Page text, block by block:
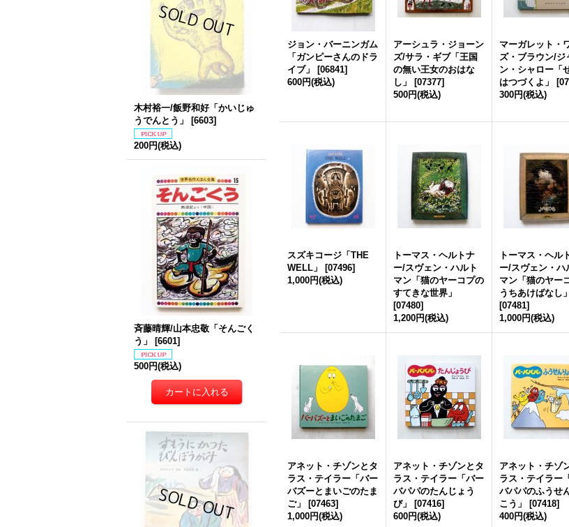
木村裕一/飯野和好「かいじゅ
うでんとう」
[6603]
200円(税込)
斉藤晴輝/山本忠敬「そんごく
う」
[6601]
500円(税込)
ジョン・バーニンガム
「ガンピーさんのドラ
イブ」
[06841]
600円(税込)
アーシュラ・ジョーン
ズ/サラ・ギブ「王国
の無い王女のおはな
し」
[07377]
500円(税込)
マーガレット・
ズ・ブラウン/ジ
ン・シャロー「
はつづくよ」
[
300円(税込)
スズキコージ「THE
WELL」
[07496]
1,000円(税込)
トーマス・ヘルトナ
ー/スヴェン・ハルト
マン「猫のヤーコプの
すてきな世界」
[07480]
1,200円(税込)
トーマス・ヘル
ー/スヴェン・ハ
マン「猫のヤー
うちあけばなし」
[07481]
1,000円(税込)
アネット・チゾンとタ
ラス・テイラー「バー
バズーとまいごのたま
ご」
[07463]
1,000円(税込)
アネット・チゾンとタ
ラス・テイラー「バー
バパパのたんじょう
び」
[07416]
600円(税込)
アネット・チゾ
ラス・テイラー
バパパのふうせ
こう」
[07418]
400円(税込)